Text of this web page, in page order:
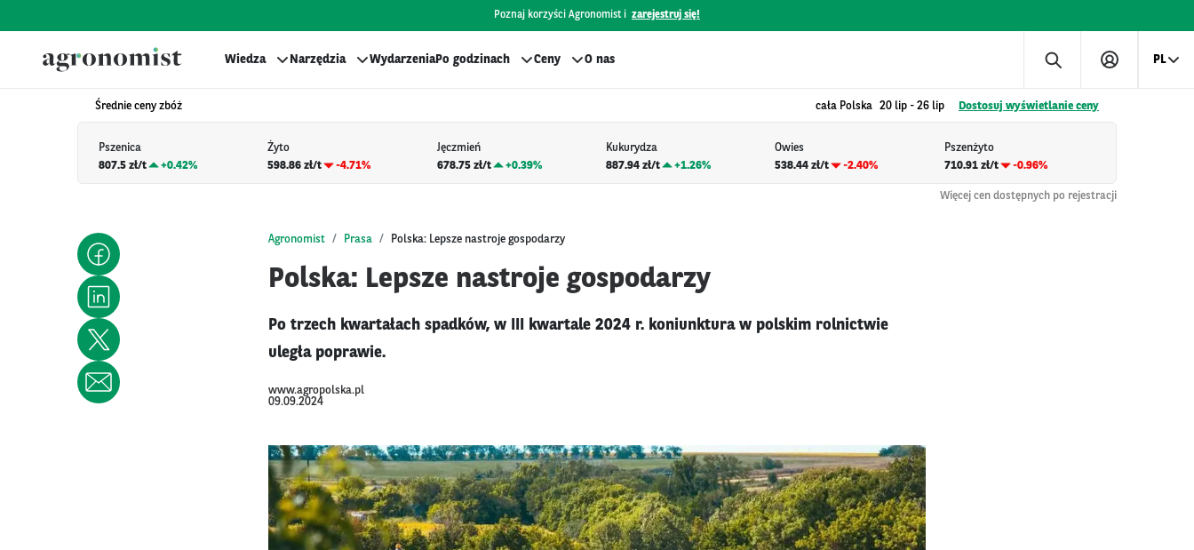
Poznaj korzyści Agronomist i zarejestruj się!
Wiedza Narzędzia WydarzeniaPo godzinach Ceny O nas PL
Średnie ceny zbóż cała Polska 20 lip - 26 lip Dostosuj wyświetlanie ceny
Pszenica
807.5 zł/t
+0.42%
Żyto
598.86 zł/t
-4.71%
Jęczmień
678.75 zł/t
+0.39%
Kukurydza
887.94 zł/t
+1.26%
Owies
538.44 zł/t
-2.40%
Pszenżyto
710.91 zł/t
-0.96%
Więcej cen dostępnych po rejestracji
Agronomist Prasa Polska: Lepsze nastroje gospodarzy
Polska: Lepsze nastroje gospodarzy
Po trzech kwartałach spadków, w III kwartale 2024 r. koniunktura w polskim rolnictwie
uległa poprawie.
www.agropolska.pl
09.09.2024